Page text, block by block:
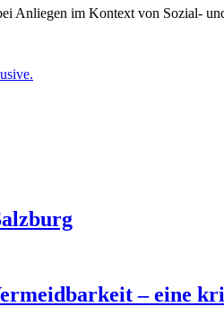
Anliegen im Kontext von Sozial-
– eine